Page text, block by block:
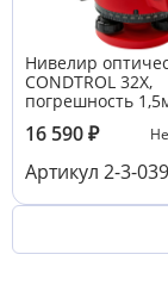
Нивелир
CONDTROL 32X,
погрешность
16 590₽
Артикул 2-3-039